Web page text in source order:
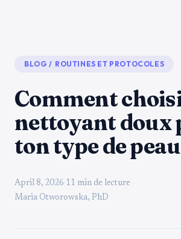
BLOG / ROUTINES ET PROTOCOLES
Comment
nettoyant doux
ton type de peau
April 8, 2026· 11 min de lecture
Maria Otworowska, PhD